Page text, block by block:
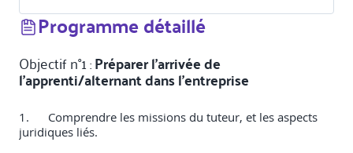
Programme détaillé
Objectif n°1 :Préparer l’arrivée de
l’apprenti/alternant dans l’entreprise
1.
Comprendre les missions du tuteur, et les aspects
juridiques liés.